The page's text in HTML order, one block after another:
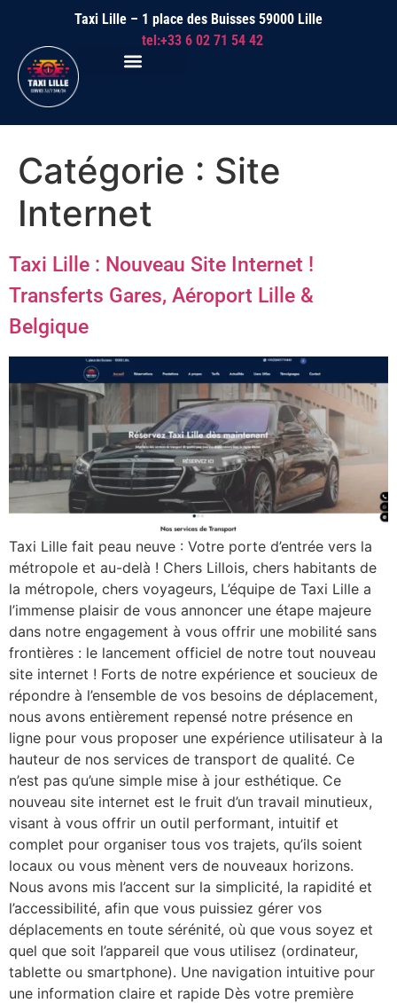
Taxi Lille – 1 place des Buisses 59000 Lille
tel:+33 6 02 71 54 42
Catégorie : Site
Internet
Taxi Lille : Nouveau Site Internet !
Transferts Gares, Aéroport Lille &
Belgique
Taxi Lille fait peau neuve : Votre porte d’entrée vers la
métropole et au-delà ! Chers Lillois, chers habitants de
la métropole, chers voyageurs, L’équipe de Taxi Lille a
l’immense plaisir de vous annoncer une étape majeure
dans notre engagement à vous offrir une mobilité sans
frontières : le lancement officiel de notre tout nouveau
site internet ! Forts de notre expérience et soucieux de
répondre à l’ensemble de vos besoins de déplacement,
nous avons entièrement repensé notre présence en
ligne pour vous proposer une expérience utilisateur à la
hauteur de nos services de transport de qualité. Ce
n’est pas qu’une simple mise à jour esthétique. Ce
nouveau site internet est le fruit d’un travail minutieux,
visant à vous offrir un outil performant, intuitif et
complet pour organiser tous vos trajets, qu’ils soient
locaux ou vous mènent vers de nouveaux horizons.
Nous avons mis l’accent sur la simplicité, la rapidité et
l’accessibilité, afin que vous puissiez gérer vos
déplacements en toute sérénité, où que vous soyez et
quel que soit l’appareil que vous utilisez (ordinateur,
tablette ou smartphone). Une navigation intuitive pour
une information claire et rapide Dès votre première